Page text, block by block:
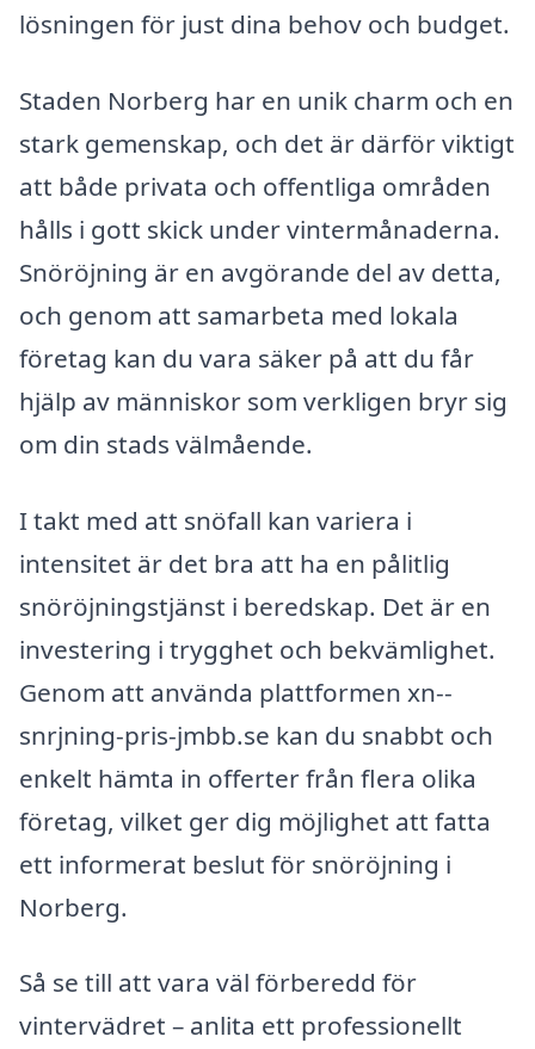
lösningen för just dina behov och budget.
Staden Norberg har en unik charm och en
stark gemenskap, och det är därför viktigt
att både privata och offentliga områden
hålls i gott skick under vintermånaderna.
Snöröjning är en avgörande del av detta,
och genom att samarbeta med lokala
företag kan du vara säker på att du får
hjälp av människor som verkligen bryr sig
om din stads välmående.
I takt med att snöfall kan variera i
intensitet är det bra att ha en pålitlig
snöröjningstjänst i beredskap. Det är en
investering i trygghet och bekvämlighet.
Genom att använda plattformen xn--
snrjning-pris-jmbb.se kan du snabbt och
enkelt hämta in offerter från flera olika
företag, vilket ger dig möjlighet att fatta
ett informerat beslut för snöröjning i
Norberg.
Så se till att vara väl förberedd för
vintervädret – anlita ett professionellt